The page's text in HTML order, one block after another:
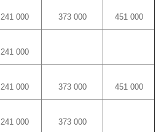
241 000 373 000 451 000
241 000
241 000 373 000 451 000
241 000 373 000